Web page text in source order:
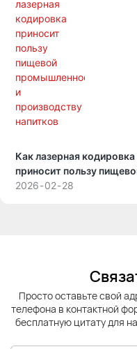
Как лазерная кодировка
приносит пользу
промышленности и
2026 02 28
Просто оставьте свой
телефона в контактной
бесплатную цитату для